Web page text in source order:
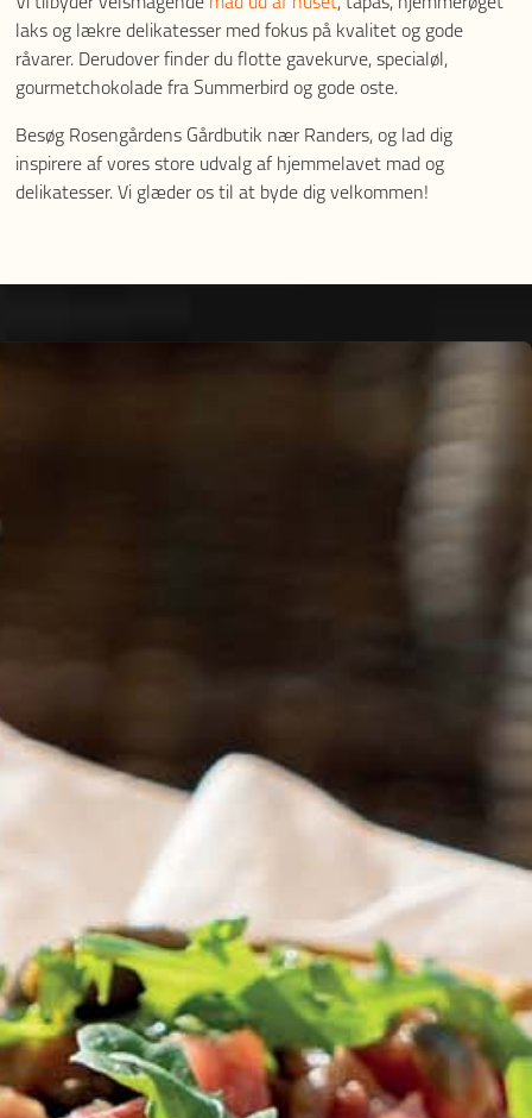
laks og lækre delikatesser med fokus på kvalitet og gode
råvarer. Derudover finder du flotte gavekurve, specialøl,
gourmetchokolade fra Summerbird og gode oste.
Besøg Rosengårdens Gårdbutik nær Randers, og lad dig
inspirere af vores store udvalg af hjemmelavet mad og
delikatesser. Vi glæder os til at byde dig velkommen!